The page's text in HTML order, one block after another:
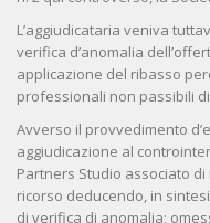
L’aggiudicataria veniva
verifica d’anomalia
applicazione del ribasso
professionali non passibili di
Avverso il provvedimento
aggiudicazione al
Partners Studio associato
ricorso deducendo, in
di verifica di anomalia;